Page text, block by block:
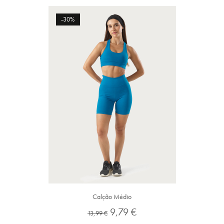
Calção Médio
Preço
13,99 € Preço
9,79 €
-30%